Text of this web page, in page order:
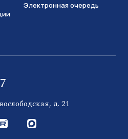
Электронная очередь
д. 21